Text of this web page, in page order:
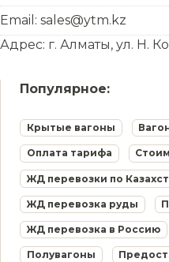
Email: sales@ytm.kz
Адрес: г. Алматы, ул. Н.
Популярное:
Крытые вагоны
Оплата тарифа
ЖД перевозки по
ЖД перевозка руды
ЖД перевозка в Россию
Полувагоны